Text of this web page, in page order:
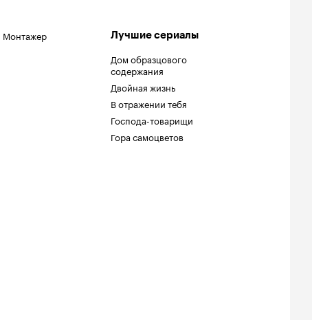
Монтажер
Лучшие сериалы
Дом образцового
содержания
Двойная жизнь
В отражении тебя
Господа-товарищи
Гора самоцветов